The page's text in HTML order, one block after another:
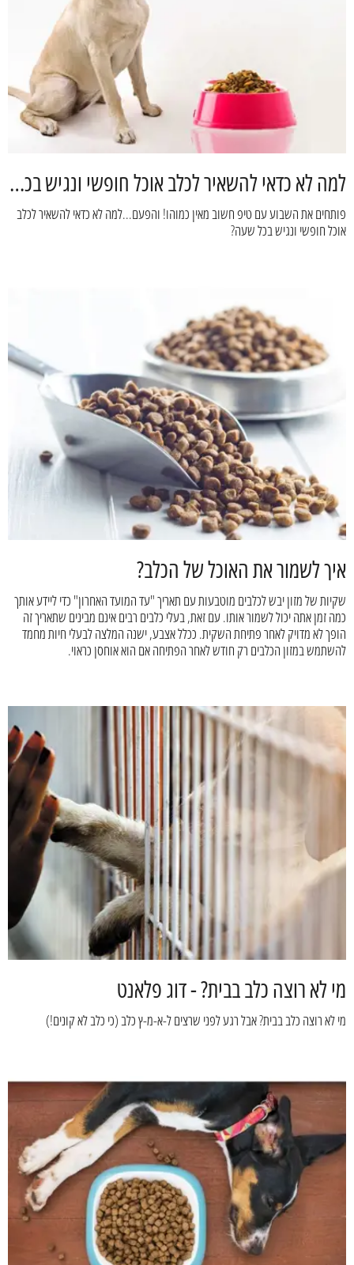
למה לא כדאי להשאיר לכלב אוכל חופשי ונגיש בכל שעה?- דוג פלאנט
פותחים את השבוע עם טיפ חשוב מאין כמוהו! והפעם...למה לא כדאי להשאיר לכלב
אוכל חופשי ונגיש בכל שעה?
איך לשמור את האוכל של הכלב?
שקיות של מזון יבש לכלבים מוטבעות עם תאריך "עד המועד האחרון" כדי ליידע אותך
כמה זמן אתה יכול לשמור אותו. עם זאת, בעלי כלבים רבים אינם מבינים שתאריך זה
הופך לא מדויק לאחר פתיחת השקית. ככלל אצבע, ישנה המלצה לבעלי חיות מחמד
להשתמש במזון הכלבים רק חודש לאחר הפתיחה אם הוא אוחסן כראוי.
מי לא רוצה כלב בבית? - דוג פלאנט
מי לא רוצה כלב בבית? אבל רגע לפני שרצים ל-א-מ-ץ כלב (כי כלב לא קונים!)